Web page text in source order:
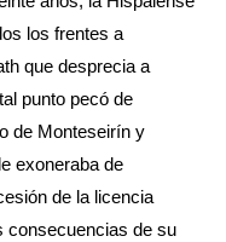
los frentes a
que desprecia a
punto pecó de
de Monteseirín y
exoneraba de
de la licencia
consecuencias de su